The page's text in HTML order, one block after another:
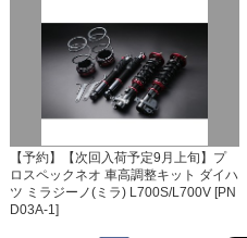
【予約】【次回入荷予定9月上旬】プ
ロスペックネオ 車高調整キット ダイハ
ツ ミラジーノ(ミラ) L700S/L700V [PN
D03A-1]